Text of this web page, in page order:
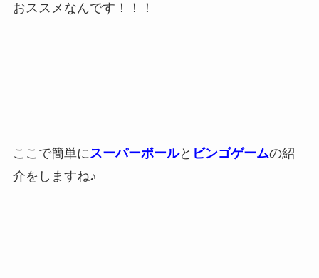
おススメなんです！！！
ここで簡単に スーパーボールと ビンゴゲームの紹
介をしますね♪